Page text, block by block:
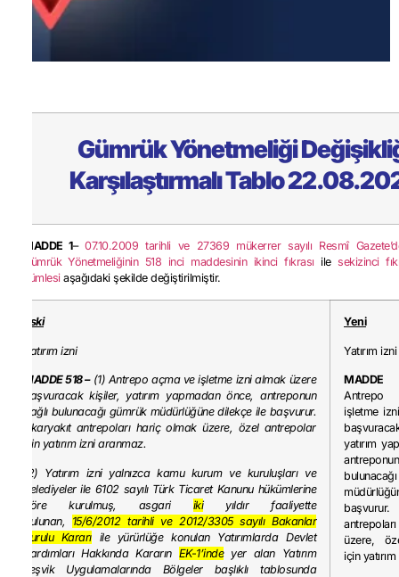
Gümrük Yönetmeliği
Karşılaştırmalı Tablo
MADDE 1–07.10.2009 tarihli ve 27369 mükerrer sayılı Resmî
Gümrük Yönetmeliğinin 518 inci maddesinin ikinci fıkrası ilesekizinci
cümlesiaşağıdaki şekilde değiştirilmiştir.
Eski
Yatırım izni
MADDE 518 –(1) Antrepo açma ve işletme izni almak üzere
başvuracak kişiler, yatırım yapmadan önce, antreponun
bağlı bulunacağı gümrük müdürlüğüne dilekçe ile başvurur.
Akaryakıt antrepoları hariç olmak üzere, özel antrepolar
için yatırım izni aranmaz.
(2) Yatırım izni yalnızca kamu kurum ve kuruluşları ve
belediyeler ile 6102 sayılı Türk Ticaret Kanunu hükümlerine
göre kurulmuş, asgari ikiyıldır faaliyette
bulunan, 15/6/2012 tarihli ve 2012/3305 sayılı Bakanlar
Kurulu Kararıile yürürlüğe konulan Yatırımlarda Devlet
Yardımları Hakkında Kararın EK-1’indeyer alan Yatırım
Teşvik Uygulamalarında Bölgeler başlıklı tablosunda
Yeni
Yatırım izni
MADDE
işletme
yatırım
üzere,
için